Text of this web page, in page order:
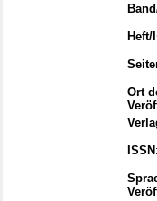
Heft/
Ort
ISSN :